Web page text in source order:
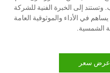
الفنية للشركة
والموثوقية العامة